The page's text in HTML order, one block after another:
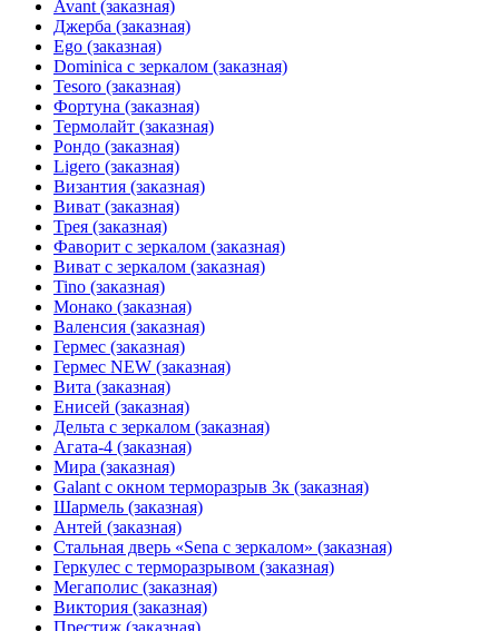
Avant (заказная)
Джерба (заказная)
Ego (заказная)
Dominica с зеркалом (заказная)
Tesoro (заказная)
Фортуна (заказная)
Термолайт (заказная)
Рондо (заказная)
Ligero (заказная)
Византия (заказная)
Виват (заказная)
Трея (заказная)
Фаворит с зеркалом (заказная)
Виват с зеркалом (заказная)
Tino (заказная)
Монако (заказная)
Валенсия (заказная)
Гермес (заказная)
Гермес NEW (заказная)
Вита (заказная)
Енисей (заказная)
Дельта с зеркалом (заказная)
Агата-4 (заказная)
Мира (заказная)
Galant с окном терморазрыв 3к (заказная)
Шармель (заказная)
Антей (заказная)
Стальная дверь «Sena с зеркалом» (заказная)
Геркулес с терморазрывом (заказная)
Мегаполис (заказная)
Виктория (заказная)
Престиж (заказная)